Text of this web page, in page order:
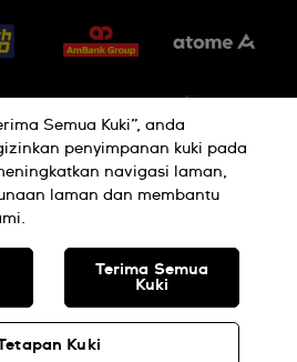
Cookie Notice
BUATAN SWISS
TERPELIHARA: JAM TANGAN SWISS
Semua Kuki”, anda
penyimpanan kuki pada
navigasi laman,
laman dan membantu
Kuki
Terima Semua
Kuki